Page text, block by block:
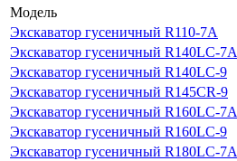
Модель
Экскаватор гусеничный R110-7A
Экскаватор гусеничный R140LC-7A
Экскаватор гусеничный R140LC-9
Экскаватор гусеничный R145CR-9
Экскаватор гусеничный R160LC-7A
Экскаватор гусеничный R160LC-9
Экскаватор гусеничный R180LC-7A